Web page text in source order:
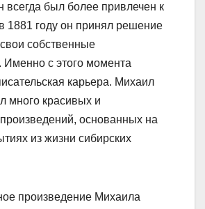
был более привлечен к
1881 году он принял решение
собственные
Именно с этого момента
карьера. Михаил
много красивых и
основанных на
из жизни сибирских
произведение Михаила